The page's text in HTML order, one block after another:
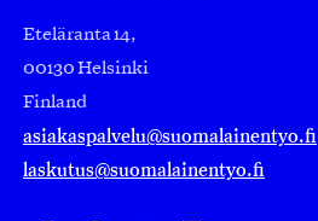
Eteläranta 14,
00130 Helsinki
Finland
asiakaspalvelu@suomalainentyo.fi
laskutus@suomalainentyo.fi